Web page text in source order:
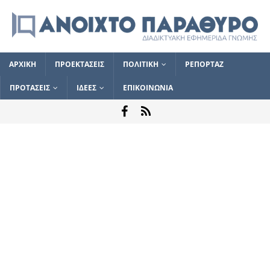
ΑΡΧΙΚΗ ΠΡΟΕΚΤΑΣΕΙΣ ΠΟΛΙΤΙΚΗ ΡΕΠΟΡΤΑΖ
ΠΡΟΤΑΣΕΙΣ ΙΔΕΕΣ ΕΠΙΚΟΙΝΩΝΙΑ